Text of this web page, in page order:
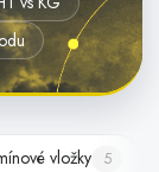
vložky 5